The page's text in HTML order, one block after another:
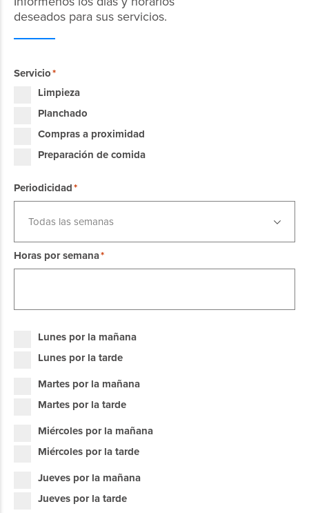
deseados para sus servicios.
Servicio
Limpieza
Planchado
Compras a proximidad
Preparación de comida
Periodicidad
Todas las semanas
Horas por semana
Lunes por la mañana
Lunes por la tarde
Martes por la mañana
Martes por la tarde
Miércoles por la mañana
Miércoles por la tarde
Jueves por la mañana
Jueves por la tarde